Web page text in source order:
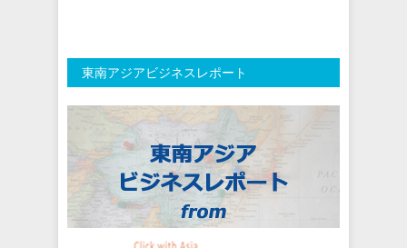
東南アジアビジネスレポート